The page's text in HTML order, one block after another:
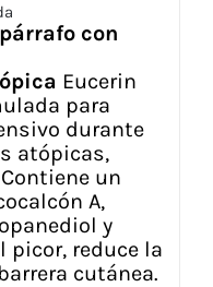
con
Eucerin
para
durante
atópicas,
un
A,
y
picor, reduce la
cutánea.